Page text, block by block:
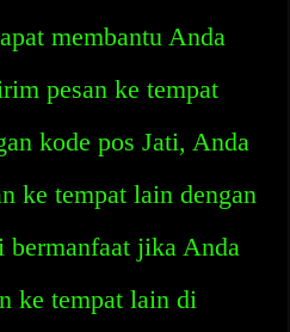
membantu Anda
pesan ke tempat
kode pos Jati, Anda
ke tempat lain dengan
bermanfaat jika Anda
ke tempat lain di